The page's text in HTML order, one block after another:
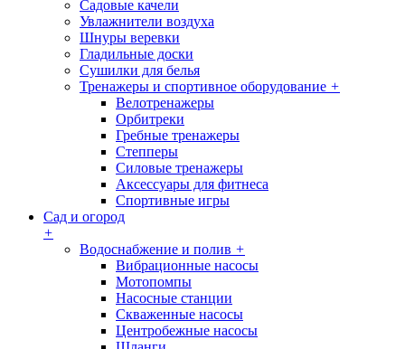
Садовые качели
Увлажнители воздуха
Шнуры веревки
Гладильные доски
Сушилки для белья
Тренажеры и спортивное оборудование +
Велотренажеры
Орбитреки
Гребные тренажеры
Степперы
Силовые тренажеры
Аксессуары для фитнеса
Спортивные игры
Сад и огород
+
Водоснабжение и полив +
Вибрационные насосы
Мотопомпы
Насосные станции
Скваженные насосы
Центробежные насосы